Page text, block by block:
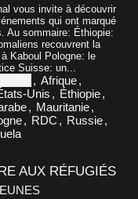
vous invite à découvrir
qui ont marqué
Au sommaire: Éthiopie:
recouvrent la
Kaboul Pologne: le
Suisse: un...
, Afrique,
Unis , Éthiopie,
, Mauritanie,
, RDC , Russie,
AUX RÉFUGIÉS